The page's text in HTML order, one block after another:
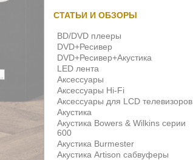
СТАТЬИ И ОБЗОРЫ
BD/DVD плееры
DVD+Ресивер
DVD+Ресивер+Акустика
LED лента
Аксессуары
Аксессуары Hi-Fi
Аксессуары для LCD телевизоров
Акустика
Акустика Bowers & Wilkins серии
600
Акустика Burmester
Акустика Artison сабвуферы